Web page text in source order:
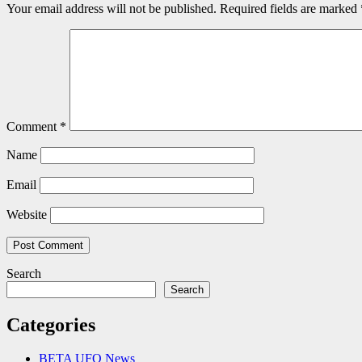
Your email address will not be published. Required fields are marked
Comment *
Name
Email
Website
Search
Search
Categories
BETA UFO News